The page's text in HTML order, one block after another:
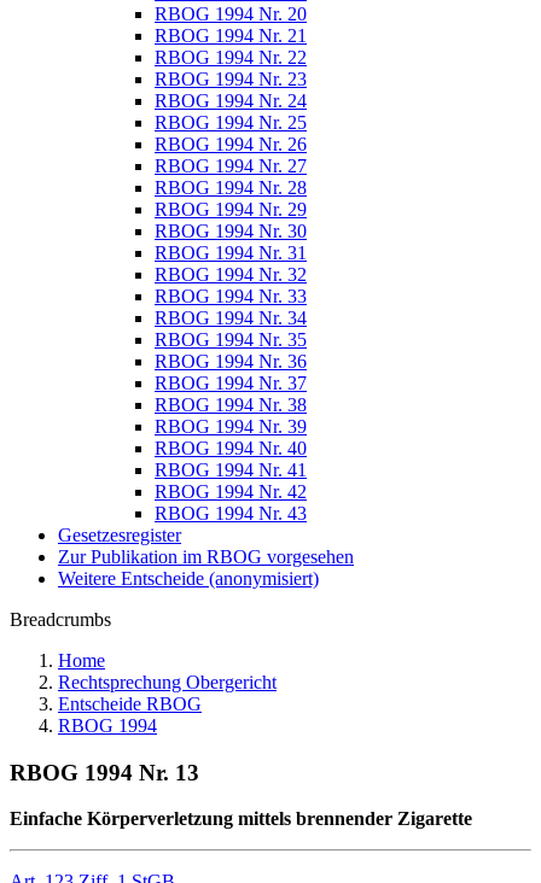
RBOG 1994 Nr. 20
RBOG 1994 Nr. 21
RBOG 1994 Nr. 22
RBOG 1994 Nr. 23
RBOG 1994 Nr. 24
RBOG 1994 Nr. 25
RBOG 1994 Nr. 26
RBOG 1994 Nr. 27
RBOG 1994 Nr. 28
RBOG 1994 Nr. 29
RBOG 1994 Nr. 30
RBOG 1994 Nr. 31
RBOG 1994 Nr. 32
RBOG 1994 Nr. 33
RBOG 1994 Nr. 34
RBOG 1994 Nr. 35
RBOG 1994 Nr. 36
RBOG 1994 Nr. 37
RBOG 1994 Nr. 38
RBOG 1994 Nr. 39
RBOG 1994 Nr. 40
RBOG 1994 Nr. 41
RBOG 1994 Nr. 42
RBOG 1994 Nr. 43
Gesetzesregister
Zur Publikation im RBOG vorgesehen
Weitere Entscheide (anonymisiert)
Breadcrumbs
Home
Rechtsprechung Obergericht
Entscheide RBOG
RBOG 1994
RBOG 1994 Nr. 13
Einfache Körperverletzung mittels brennender Zigarette